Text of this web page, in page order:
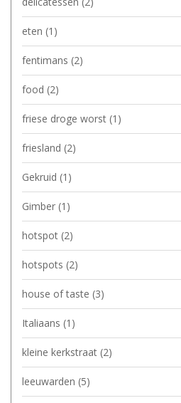
eten (1)
fentimans (2)
food (2)
friese droge worst (1)
friesland (2)
Gekruid (1)
Gimber (1)
hotspot (2)
hotspots (2)
house of taste (3)
Italiaans (1)
kleine kerkstraat (2)
leeuwarden (5)